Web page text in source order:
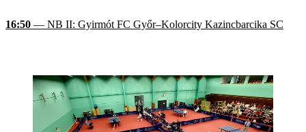
16:50 — NB II: Gyirmót FC Győr–Kolorcity Kazincbarcika SC